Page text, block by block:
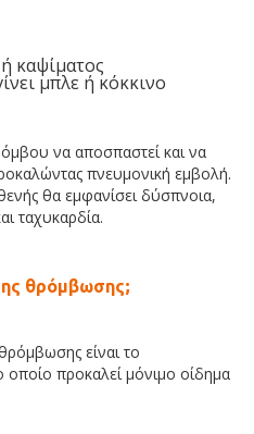
καψίματος
μπλε ή κόκκινο
να αποσπαστεί και να
πνευμονική εμβολή.
θα εμφανίσει δύσπνοια,
ταχυκαρδία.
θρόμβωσης;
είναι το
προκαλεί μόνιμο οίδημα